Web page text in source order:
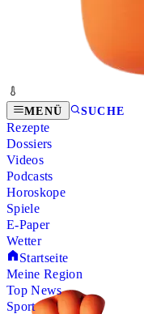
MENÜ SUCHE
Rezepte
Dossiers
Videos
Podcasts
Horoskope
Spiele
E-Paper
Wetter
Startseite
Meine Region
Top News
Sport